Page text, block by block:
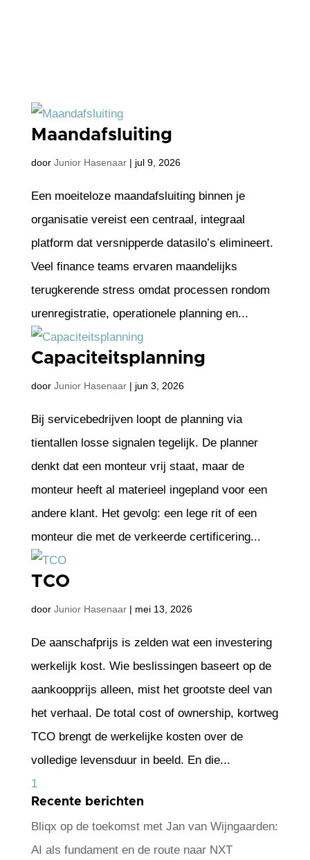
Maandafsluiting
door Junior Hasenaar| jul 9, 2026
Een moeiteloze maandafsluiting binnen je
organisatie vereist een centraal, integraal
platform dat versnipperde datasilo’s elimineert.
Veel finance teams ervaren maandelijks
terugkerende stress omdat processen rondom
urenregistratie, operationele planning en...
Capaciteitsplanning
door Junior Hasenaar| jun 3, 2026
Bij servicebedrijven loopt de planning via
tientallen losse signalen tegelijk. De planner
denkt dat een monteur vrij staat, maar de
monteur heeft al materieel ingepland voor een
andere klant. Het gevolg: een lege rit of een
monteur die met de verkeerde certificering...
TCO
door Junior Hasenaar| mei 13, 2026
De aanschafprijs is zelden wat een investering
werkelijk kost. Wie beslissingen baseert op de
aankoopprijs alleen, mist het grootste deel van
het verhaal. De total cost of ownership, kortweg
TCO brengt de werkelijke kosten over de
volledige levensduur in beeld. En die...
1
Recente berichten
Bliqx op de toekomst met Jan van Wijngaarden:
AI als fundament en de route naar NXT